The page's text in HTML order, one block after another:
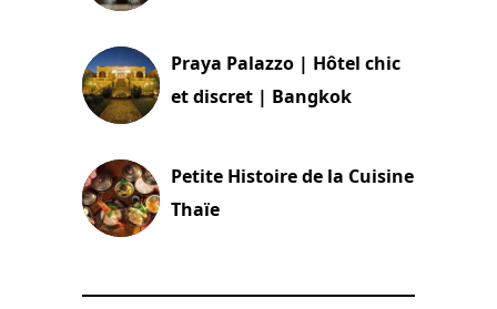
Praya Palazzo | Hôtel chic
et discret | Bangkok
Petite Histoire de la Cuisine
Thaïe